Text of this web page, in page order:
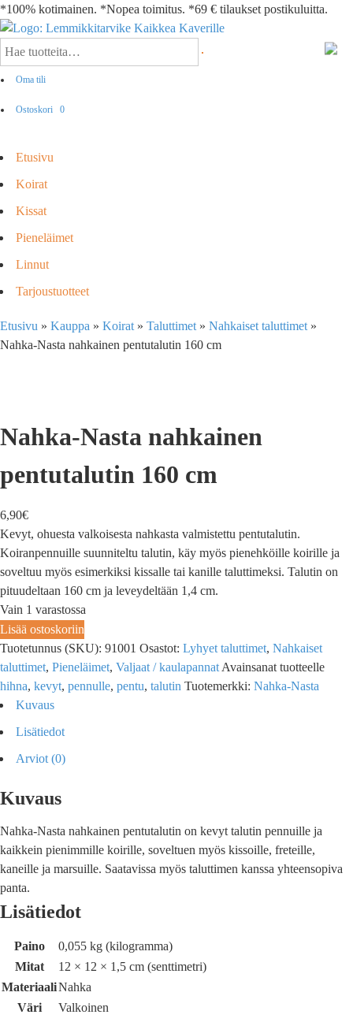
*100% kotimainen. *Nopea toimitus. *69 € tilaukset postikuluitta.
Oma tili
Ostoskori 0
Etusivu
Koirat
Kissat
Pieneläimet
Linnut
Tarjoustuotteet
Etusivu » Kauppa » Koirat » Taluttimet » Nahkaiset taluttimet »
Nahka-Nasta nahkainen pentutalutin 160 cm
Nahka-Nasta nahkainen
pentutalutin 160 cm
6,90€
Kevyt, ohuesta valkoisesta nahkasta valmistettu pentutalutin.
Koiranpennuille suunniteltu talutin, käy myös pienehköille koirille ja
soveltuu myös esimerkiksi kissalle tai kanille taluttimeksi. Talutin on
pituudeltaan 160 cm ja leveydeltään 1,4 cm.
Vain 1 varastossa
Lisää ostoskoriin
Tuotetunnus (SKU): 91001 Osastot: Lyhyet taluttimet, Nahkaiset
taluttimet, Pieneläimet, Valjaat / kaulapannat Avainsanat tuotteelle
hihna, kevyt, pennulle, pentu, talutin Tuotemerkki: Nahka-Nasta
Kuvaus
Lisätiedot
Arviot (0)
Kuvaus
Nahka-Nasta nahkainen pentutalutin on kevyt talutin pennuille ja
kaikkein pienimmille koirille, soveltuen myös kissoille, freteille,
kaneille ja marsuille. Saatavissa myös taluttimen kanssa yhteensopiva
panta.
Lisätiedot
Paino
0,055 kg (kilogramma)
Mitat
12 × 12 × 1,5 cm (senttimetri)
MateriaaliNahka
Väri
Valkoinen